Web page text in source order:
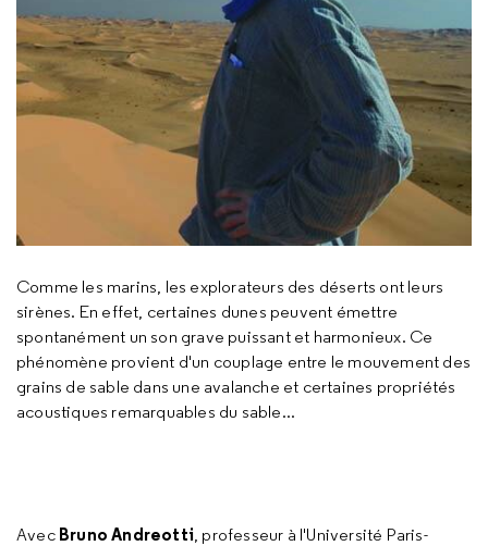
Comme les marins, les explorateurs des déserts ont leurs
sirènes. En effet, certaines dunes peuvent émettre
spontanément un son grave puissant et harmonieux. Ce
phénomène provient d'un couplage entre le mouvement des
grains de sable dans une avalanche et certaines propriétés
acoustiques remarquables du sable...
AvecBruno Andreotti, professeur à l'Université Paris-